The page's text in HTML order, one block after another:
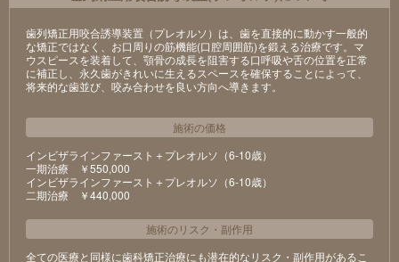
歯列矯正用咬合誘導装置（プレオルソ）は、歯を直接的に動かす一般的
な矯正ではなく、お口周りの筋機能(口腔周囲筋)を鍛える治療です。マ
ウスピースを装着して、顎骨の成長を阻害する口呼吸や舌の位置を正常
に補正し、永久歯がきれいに生えるスペースを確保することによって、
将来的な歯並び、咬み合わせを良い方向へ導きます。
施術の価格
インビザラインファースト＋プレオルソ（6-10歳）
⼀期治療 ￥550,000
インビザラインファースト＋プレオルソ（6-10歳）
⼆期治療 ￥440,000
施術のリスク ・ 副作用
全ての医療と同様に歯科矯正治療にも潜在的なリスク・副作用があるこ